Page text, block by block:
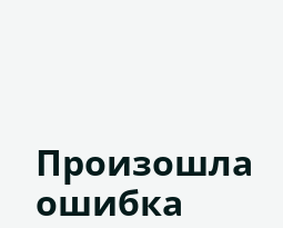
Произошла
ошибка